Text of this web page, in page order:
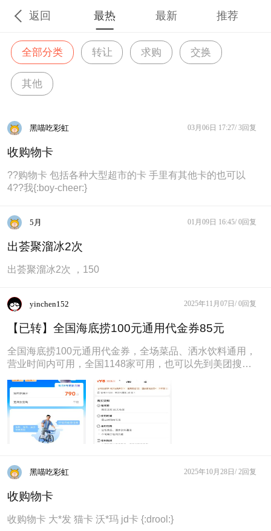
返回 最热 最新 推荐
全部分类 转让 求购 交换
其他
黑喵吃彩虹 03月06日 17:27/ 3回复
收购物卡
??购物卡 包括各种大型超市的卡 手里有其他卡的也可以
4??我{:boy-cheer:}
5月 01月09日 16:45/ 0回复
出荟聚溜冰2次
出荟聚溜冰2次 ，150
yinchen152 2025年11月07日/ 0回复
【已转】全国海底捞100元通用代金券85元
全国海底捞100元通用代金券，全场菜品、洒水饮料通用，
营业时间内可用，全国1148家可用，也可以先到美团搜本
黑喵吃彩虹 2025年10月28日/ 2回复
收购物卡
收购物卡 大*发 猫卡 沃*玛 jd卡 {:drool:}